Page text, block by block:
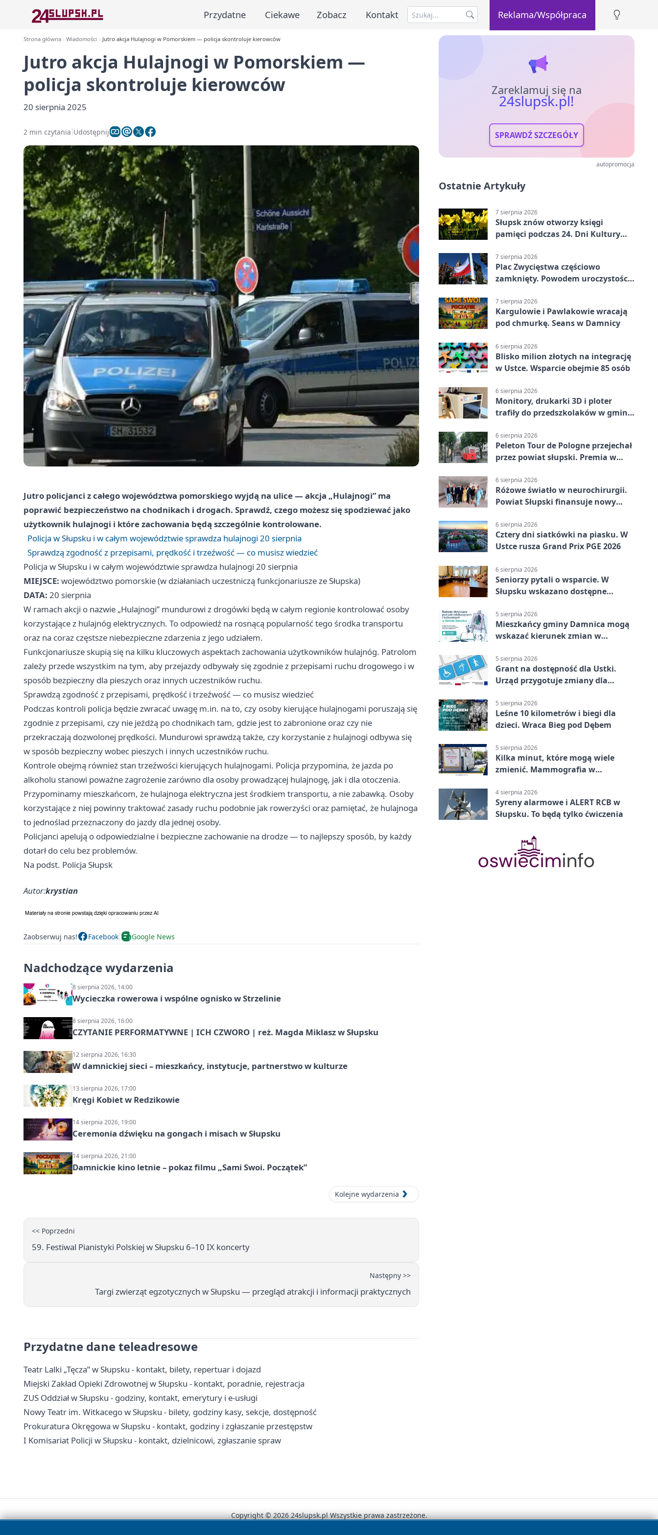
Przydatne Ciekawe Zobacz Kontakt Reklama/Współpraca
Strona główna Wiadomości Jutro akcja Hulajnogi w Pomorskiem — policja skontroluje kierowców
Jutro akcja Hulajnogi w Pomorskiem —
policja skontroluje kierowców
20 sierpnia 2025
2 min czytania Udostępnij
Jutro policjanci z całego województwa pomorskiego wyjdą na ulice — akcja „Hulajnogi” ma
poprawić bezpieczeństwo na chodnikach i drogach. Sprawdź, czego możesz się spodziewać jako
użytkownik hulajnogi i które zachowania będą szczególnie kontrolowane.
Policja w Słupsku i w całym województwie sprawdza hulajnogi 20 sierpnia
Sprawdzą zgodność z przepisami, prędkość i trzeźwość — co musisz wiedzieć
Policja w Słupsku i w całym województwie sprawdza hulajnogi 20 sierpnia
MIEJSCE: województwo pomorskie (w działaniach uczestniczą funkcjonariusze ze Słupska)
DATA: 20 sierpnia
W ramach akcji o nazwie „Hulajnogi” mundurowi z drogówki będą w całym regionie kontrolować osoby
korzystające z hulajnóg elektrycznych. To odpowiedź na rosnącą popularność tego środka transportu
oraz na coraz częstsze niebezpieczne zdarzenia z jego udziałem.
Funkcjonariusze skupią się na kilku kluczowych aspektach zachowania użytkowników hulajnóg. Patrolom
zależy przede wszystkim na tym, aby przejazdy odbywały się zgodnie z przepisami ruchu drogowego i w
sposób bezpieczny dla pieszych oraz innych uczestników ruchu.
Sprawdzą zgodność z przepisami, prędkość i trzeźwość — co musisz wiedzieć
Podczas kontroli policja będzie zwracać uwagę m.in. na to, czy osoby kierujące hulajnogami poruszają się
zgodnie z przepisami, czy nie jeżdżą po chodnikach tam, gdzie jest to zabronione oraz czy nie
przekraczają dozwolonej prędkości. Mundurowi sprawdzą także, czy korzystanie z hulajnogi odbywa się
w sposób bezpieczny wobec pieszych i innych uczestników ruchu.
Kontrole obejmą również stan trzeźwości kierujących hulajnogami. Policja przypomina, że jazda po
alkoholu stanowi poważne zagrożenie zarówno dla osoby prowadzącej hulajnogę, jak i dla otoczenia.
Przypominamy mieszkańcom, że hulajnoga elektryczna jest środkiem transportu, a nie zabawką. Osoby
korzystające z niej powinny traktować zasady ruchu podobnie jak rowerzyści oraz pamiętać, że hulajnoga
to jednoślad przeznaczony do jazdy dla jednej osoby.
Policjanci apelują o odpowiedzialne i bezpieczne zachowanie na drodze — to najlepszy sposób, by każdy
dotarł do celu bez problemów.
Na podst. Policja Słupsk
Autor:krystian
Zaobserwuj nas! Facebook Google News
Nadchodzące wydarzenia
8 sierpnia 2026, 14:00
Wycieczka rowerowa i wspólne ognisko w Strzelinie
8 sierpnia 2026, 16:00
CZYTANIE PERFORMATYWNE | ICH CZWORO | reż. Magda Miklasz w Słupsku
12 sierpnia 2026, 16:30
W damnickiej sieci – mieszkańcy, instytucje, partnerstwo w kulturze
13 sierpnia 2026, 17:00
Kręgi Kobiet w Redzikowie
14 sierpnia 2026, 19:00
Ceremonia dźwięku na gongach i misach w Słupsku
14 sierpnia 2026, 21:00
Damnickie kino letnie – pokaz filmu „Sami Swoi. Początek”
Kolejne wydarzenia
<< Poprzedni
59. Festiwal Pianistyki Polskiej w Słupsku 6–10 IX koncerty
Następny >>
Targi zwierząt egzotycznych w Słupsku — przegląd atrakcji i informacji praktycznych
Przydatne dane teleadresowe
Teatr Lalki „Tęcza” w Słupsku - kontakt, bilety, repertuar i dojazd
Miejski Zakład Opieki Zdrowotnej w Słupsku - kontakt, poradnie, rejestracja
ZUS Oddział w Słupsku - godziny, kontakt, emerytury i e-usługi
Nowy Teatr im. Witkacego w Słupsku - bilety, godziny kasy, sekcje, dostępność
Prokuratura Okręgowa w Słupsku - kontakt, godziny i zgłaszanie przestępstw
I Komisariat Policji w Słupsku - kontakt, dzielnicowi, zgłaszanie spraw
Zareklamuj się na
24slupsk.pl!
SPRAWDŹ SZCZEGÓŁY
autopromocja
Ostatnie Artykuły
7 sierpnia 2026
Słupsk znów otworzy księgi
pamięci podczas 24. Dni Kultury
7 sierpnia 2026
Plac Zwycięstwa częściowo
zamknięty. Powodem uroczystości
7 sierpnia 2026
Kargulowie i Pawlakowie wracają
pod chmurkę. Seans w Damnicy
6 sierpnia 2026
Blisko milion złotych na integrację
w Ustce. Wsparcie obejmie 85 osób
6 sierpnia 2026
Monitory, drukarki 3D i ploter
trafiły do przedszkolaków w gminie
6 sierpnia 2026
Peleton Tour de Pologne przejechał
przez powiat słupski. Premia w
6 sierpnia 2026
Różowe światło w neurochirurgii.
Powiat Słupski finansuje nowy
6 sierpnia 2026
Cztery dni siatkówki na piasku. W
Ustce rusza Grand Prix PGE 2026
6 sierpnia 2026
Seniorzy pytali o wsparcie. W
Słupsku wskazano dostępne
5 sierpnia 2026
Mieszkańcy gminy Damnica mogą
wskazać kierunek zmian w
5 sierpnia 2026
Grant na dostępność dla Ustki.
Urząd przygotuje zmiany dla
5 sierpnia 2026
Leśne 10 kilometrów i biegi dla
dzieci. Wraca Bieg pod Dębem
5 sierpnia 2026
Kilka minut, które mogą wiele
zmienić. Mammografia w
4 sierpnia 2026
Syreny alarmowe i ALERT RCB w
Słupsku. To będą tylko ćwiczenia
Copyright © 2026 24slupsk.pl Wszystkie prawa zastrzeżone.